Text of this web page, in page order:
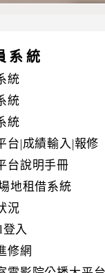
系統
統
統
統
台|成績輸入|報修
台說明手冊
地租借系統
況
入
修網